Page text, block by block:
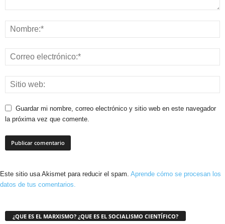
Guardar mi nombre, correo electrónico y sitio web en este navegador
la próxima vez que comente.
Este sitio usa Akismet para reducir el spam. Aprende cómo se procesan los
datos de tus comentarios.
¿QUE ES EL MARXISMO? ¿QUE ES EL SOCIALISMO CIENTÍFICO?